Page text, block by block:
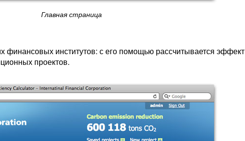
Главная страница
финансовых институтов: с его помощью рассчитывается эффект
проектов.